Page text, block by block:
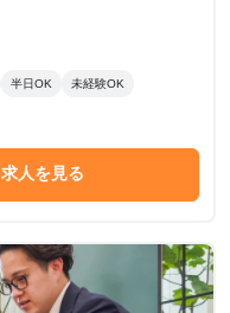
半日OK 未経験OK
求人を見る